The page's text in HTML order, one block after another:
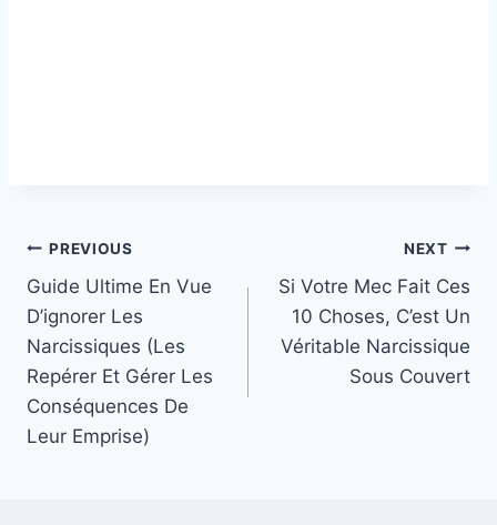
Post
navigation
PREVIOUS
Guide Ultime En Vue
D’ignorer Les
Narcissiques (Les
Repérer Et Gérer Les
Conséquences De
Leur Emprise)
NEXT
Si Votre Mec Fait Ces
10 Choses, C’est Un
Véritable Narcissique
Sous Couvert